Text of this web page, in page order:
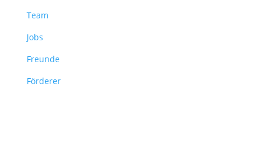
Team
Jobs
Freunde
Förderer